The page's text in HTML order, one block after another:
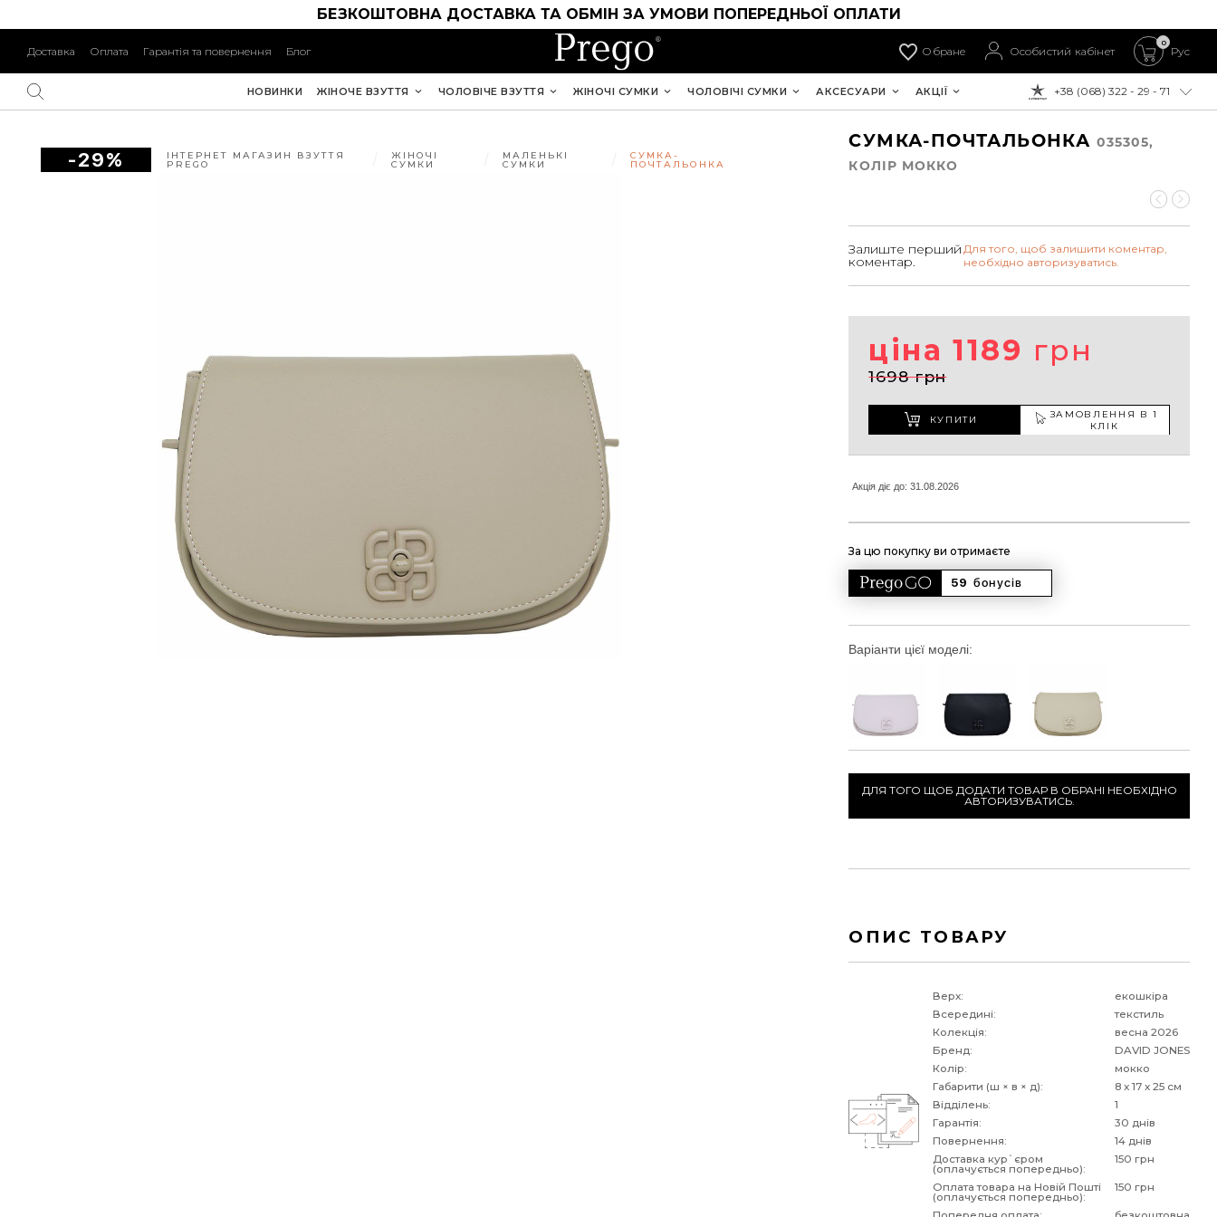
БЕЗКОШТОВНА ДОСТАВКА ТА ОБМІН ЗА УМОВИ ПОПЕРЕДНЬОЇ ОПЛАТИ
Доставка Оплата Гарантія та повернення Блог Обране Особистий кабінет
0
Рус
ДО ОПЛАТИ:
+38 (068) 322 - 29 - 71
НОВИНКИ ЖІНОЧЕ ВЗУТТЯ ЧОЛОВІЧЕ ВЗУТТЯ ЖІНОЧІ СУМКИ ЧОЛОВІЧІ СУМКИ АКСЕСУАРИ АКЦІЇ
-29% ІНТЕРНЕТ МАГАЗИН ВЗУТТЯ
PREGO
ЖІНОЧІ
СУМКИ
МАЛЕНЬКІ
СУМКИ
СУМКА-
ПОЧТАЛЬОНКА
СУМКА-ПОЧТАЛЬОНКА 035305,
КОЛIР МОККО
Залиште перший
коментар.
Для того, щоб залишити коментар,
необхідно авторизуватись.
ціна 1189 грн
1698 грн
КУПИТИ
ЗАМОВЛЕННЯ В 1
КЛІК
Акція діє до: 31.08.2026
За цю покупку ви отримаєте
59 бонусів
Варіанти цієї моделі:
ДЛЯ ТОГО ЩОБ ДОДАТИ ТОВАР В ОБРАНІ НЕОБХІДНО
АВТОРИЗУВАТИСЬ.
ОПИС ТОВАРУ
Верх:
екошкіра
Всередині:
текстиль
Колекція:
весна 2026
Бренд:
DAVID JONES
Колір:
мокко
Габарити (ш × в × д):
8 x 17 x 25 см
Відділень:
1
Гарантія:
30 днів
Повернення:
14 днів
Доставка кур`єром
(оплачується попередньо):
150 грн
Оплата товара на Новій Пошті
(оплачується попередньо):
150 грн